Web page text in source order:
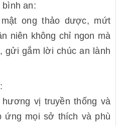
an:
ong thảo dược, mứt
niên không chỉ ngon mà
gửi gắm lời chúc an lành
vị truyền thống và
ứng mọi sở thích và phù